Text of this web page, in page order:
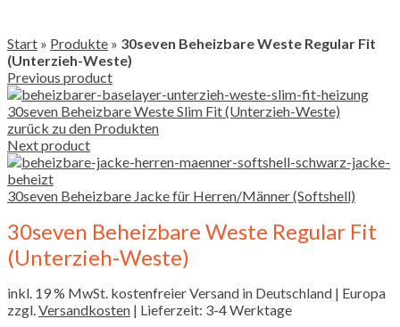
Start » Produkte » 30seven Beheizbare Weste Regular Fit
(Unterzieh-Weste)
Previous product
30seven Beheizbare Weste Slim Fit (Unterzieh-Weste)
zurück zu den Produkten
Next product
30seven Beheizbare Jacke für Herren/Männer (Softshell)
30seven Beheizbare Weste Regular Fit
(Unterzieh-Weste)
inkl. 19 % MwSt. kostenfreier Versand in Deutschland | Europa
zzgl.Versandkosten | Lieferzeit: 3-4 Werktage